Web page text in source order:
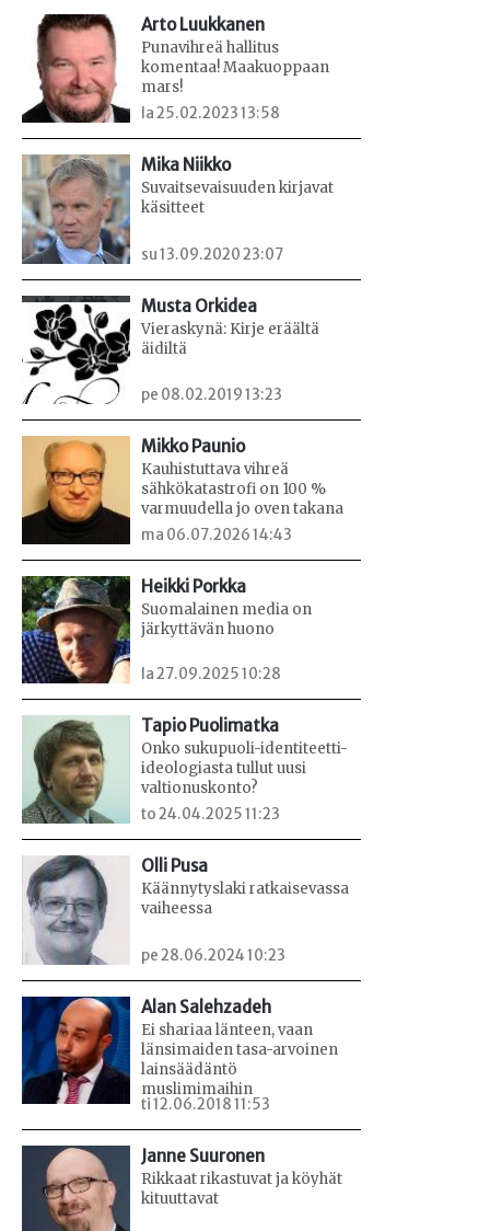
Arto Luukkanen
Punavihreä hallitus
komentaa! Maakuoppaan
mars!
la 25.02.2023 13:58
Mika Niikko
Suvaitsevaisuuden kirjavat
käsitteet
su 13.09.2020 23:07
Musta Orkidea
Vieraskynä: Kirje eräältä
äidiltä
pe 08.02.2019 13:23
Mikko Paunio
Kauhistuttava vihreä
sähkökatastrofi on 100 %
varmuudella jo oven takana
ma 06.07.2026 14:43
Heikki Porkka
Suomalainen media on
järkyttävän huono
la 27.09.2025 10:28
Tapio Puolimatka
Onko sukupuoli-identiteetti-
ideologiasta tullut uusi
valtionuskonto?
to 24.04.2025 11:23
Olli Pusa
Käännytyslaki ratkaisevassa
vaiheessa
pe 28.06.2024 10:23
Alan Salehzadeh
Ei shariaa länteen, vaan
länsimaiden tasa-arvoinen
lainsäädäntö
muslimimaihin
ti 12.06.2018 11:53
Janne Suuronen
Rikkaat rikastuvat ja köyhät
kituuttavat